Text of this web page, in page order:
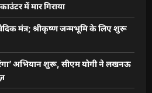
में मार गिराया
मंत्र; श्रीकृष्ण जन्मभूमि के लिए शुरू
अभियान शुरू, सीएम योगी ने लखनऊ